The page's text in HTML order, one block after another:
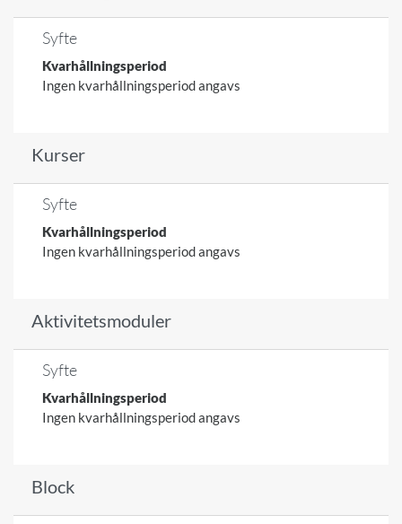
Syfte
Kvarhållningsperiod
Ingen kvarhållningsperiod angavs
Kurser
Syfte
Kvarhållningsperiod
Ingen kvarhållningsperiod angavs
Aktivitetsmoduler
Syfte
Kvarhållningsperiod
Ingen kvarhållningsperiod angavs
Block